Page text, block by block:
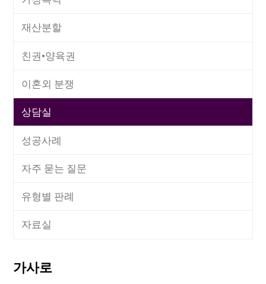
재산분할
친권•양육권
이혼외 분쟁
상담실
성공사례
자주 묻는 질문
유형별 판례
자료실
가사로